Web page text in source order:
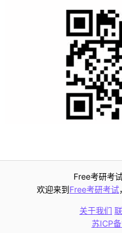
Free考研考
欢迎来到Free考研考试
关于我们
苏ICP